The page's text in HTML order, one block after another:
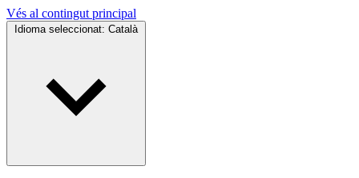
Vés al contingut principal
Idioma seleccionat: Català